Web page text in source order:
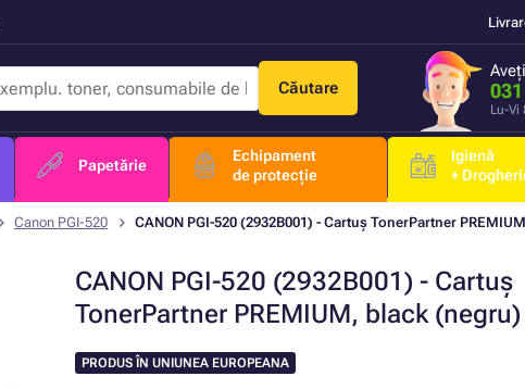
Căutare
Lu-Vi
Papetărie
Echipament
de protecție
Igienă
+
Canon PGI-520 CANON PGI-520 (2932B001) - Cartuș TonerPartner
CANON PGI-520 (2932B001) - Cartuș
TonerPartner PREMIUM, black (negru)
PRODUS ÎN UNIUNEA EUROPEANA